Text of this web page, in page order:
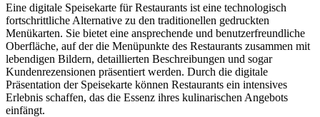
Eine digitale Speisekarte für Restaurants ist eine technologisch
fortschrittliche Alternative zu den traditionellen gedruckten
Menükarten. Sie bietet eine ansprechende und benutzerfreundliche
Oberfläche, auf der die Menüpunkte des Restaurants zusammen mit
lebendigen Bildern, detaillierten Beschreibungen und sogar
Kundenrezensionen präsentiert werden. Durch die digitale
Präsentation der Speisekarte können Restaurants ein intensives
Erlebnis schaffen, das die Essenz ihres kulinarischen Angebots
einfängt.